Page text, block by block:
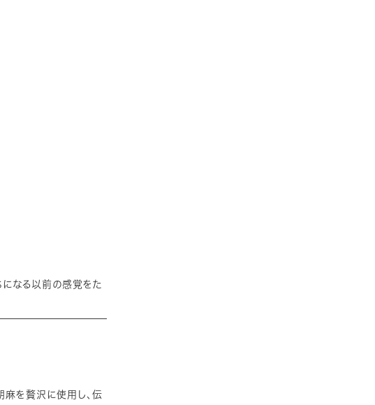
になる以前の感覚をた
を贅沢に使用し、伝